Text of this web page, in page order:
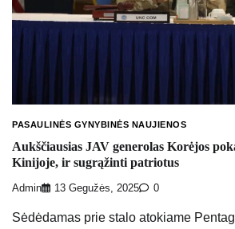
PASAULINĖS GYNYBINĖS NAUJIENOS
Aukščiausias JAV generolas Korėjos
Kinijoje, ir sugrąžinti patriotus
Admin 13 Gegužės, 2025 0
Sėdėdamas prie stalo atokiame